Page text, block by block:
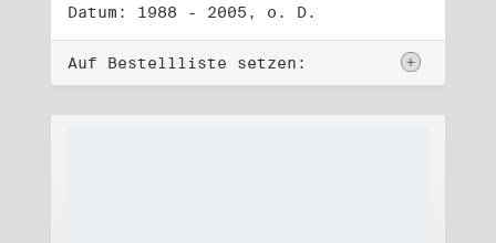
Datum: 1988 - 2005, o. D.
Auf Bestellliste setzen: